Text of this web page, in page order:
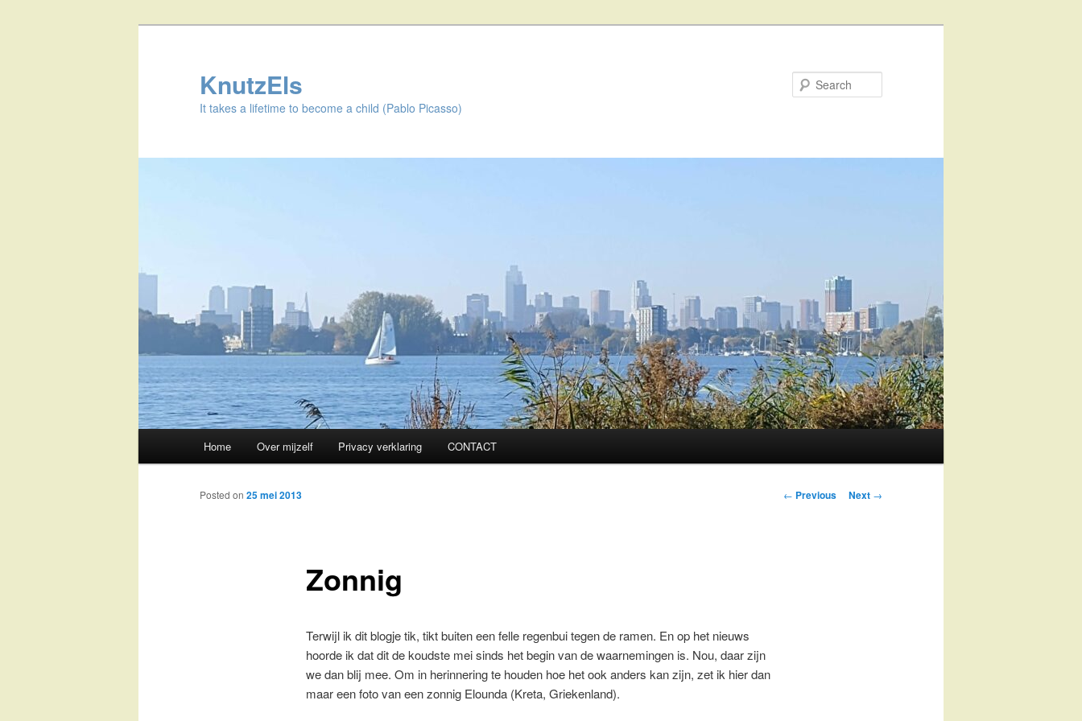
KnutzEls
It takes a lifetime to become a child (Pablo Picasso)
Skip
to
Home Over mijzelf Privacy verklaring CONTACT
Post
← Previous Next →
Zonnig
Posted on 25 mei 2013
Terwijl ik dit blogje tik, tikt buiten een felle regenbui tegen de ramen. En op het nieuws
hoorde ik dat dit de koudste mei sinds het begin van de waarnemingen is. Nou, daar zijn
we dan blij mee. Om in herinnering te houden hoe het ook anders kan zijn, zet ik hier dan
maar een foto van een zonnig Elounda (Kreta, Griekenland).